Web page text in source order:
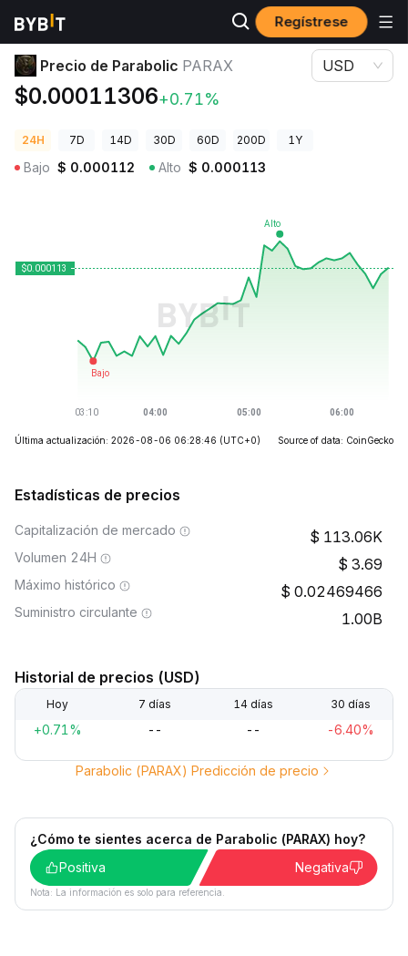
Regístrese
Precios de Criptomonedas Precio de Parabolic PARAX
Precio de Parabolic PARAX
$0.00011306+0.71%
USD
24H 7D 14D 30D 60D 200D 1Y
Bajo $ 0.000112 Alto $ 0.000113
Última actualización: 2026-08-06 06:28:46 (UTC+0) Source of data: CoinGecko
Estadísticas de precios
Capitalización de mercado 113.06K
Volumen 24H 3.69
Máximo histórico 0.02469466
Suministro circulante 1.00B
Historial de precios (USD)
Hoy 7 días 14 días 30 días
+0.71% -- -- -6.40%
Parabolic (PARAX) Predicción de precio
¿Cómo te sientes acerca de Parabolic (PARAX) hoy?
Positiva
Negativa
Nota: La información es solo para referencia.